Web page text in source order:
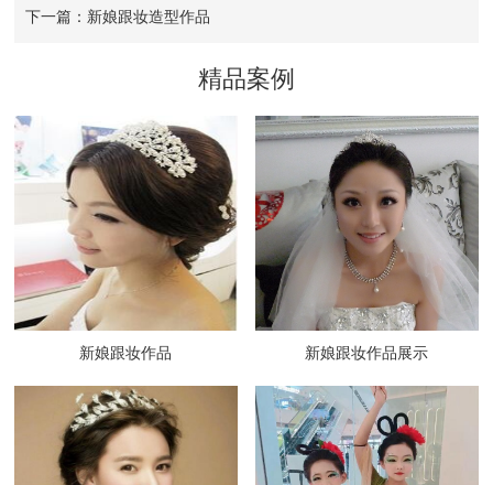
下一篇：新娘跟妆造型作品
精品案例
新娘跟妆作品 新娘跟妆作品展示